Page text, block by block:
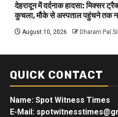
देहरादून में दर्दनाक हादसा: मिक्सर
कुचला, मौके से अस्पताल पहुंचने तक
August 10, 2026 Dharam Pal
QUICK CONTACT
Name: Spot Witness Times
E-Mail: